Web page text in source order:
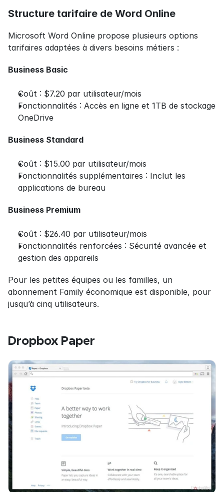
Structure tarifaire de Word Online
Microsoft Word Online propose plusieurs options
tarifaires adaptées à divers besoins métiers :
Business Basic
Coût : $7.20 par utilisateur/mois
Fonctionnalités : Accès en ligne et 1TB de stockage
OneDrive
Business Standard
Coût : $15.00 par utilisateur/mois
Fonctionnalités supplémentaires : Inclut les
applications de bureau
Business Premium
Coût : $26.40 par utilisateur/mois
Fonctionnalités renforcées : Sécurité avancée et
gestion des appareils
Pour les petites équipes ou les familles, un
abonnement Family économique est disponible, pour
jusqu’à cinq utilisateurs.
Dropbox Paper